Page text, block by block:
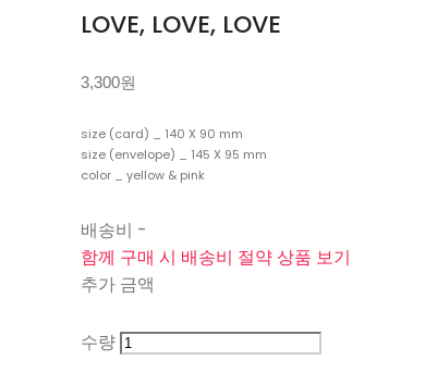
LOVE, LOVE, LOVE
3,300원
size (card) _ 140 X 90 mm
size (envelope) _ 145 X 95 mm
color _ yellow & pink
배송비 -
함께 구매 시 배송비 절약 상품 보기
추가 금액
수량